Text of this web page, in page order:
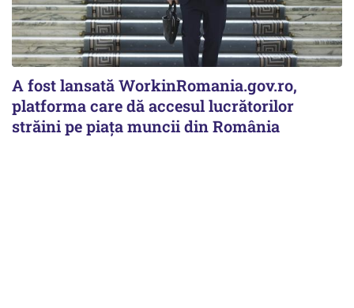
A fost lansată WorkinRomania.gov.ro,
platforma care dă accesul lucrătorilor
străini pe piața muncii din România